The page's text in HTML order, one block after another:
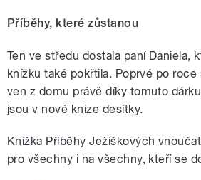
Příběhy, které zůstanou
Ten ve středu dostala paní Daniela,
knížku také pokřtila. Poprvé po roce
ven z domu právě díky tomuto
jsou v nové knize desítky.
Knížka Příběhy Ježíškových
pro všechny i na všechny, kteří se